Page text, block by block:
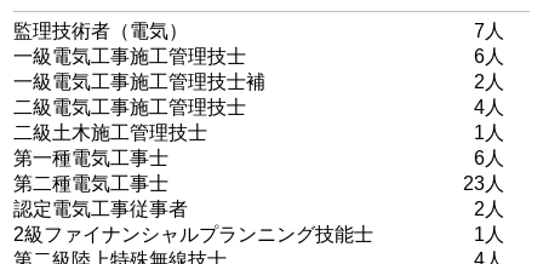
監理技術者（電気）
7人
一級電気工事施工管理技士
6人
一級電気工事施工管理技士補
2人
二級電気工事施工管理技士
4人
二級土木施工管理技士
1人
第一種電気工事士
6人
第二種電気工事士
23人
認定電気工事従事者
2人
2級ファイナンシャルプランニング技能士
1人
第二級陸上特殊無線技士
4人